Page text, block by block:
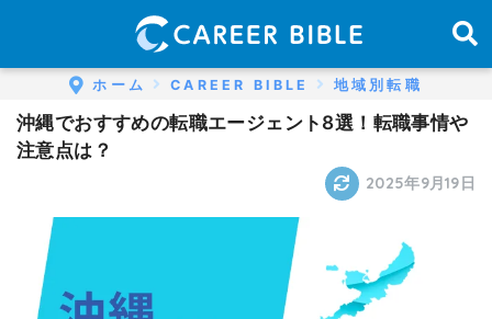
ホーム CAREER BIBLE 地域別転職
沖縄でおすすめの転職エージェント8選！転職事情や
注意点は？
2025年9月19日